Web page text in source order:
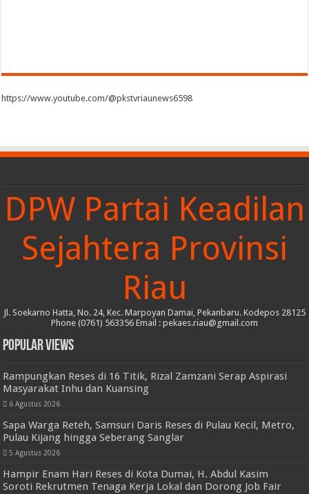
https://www.youtube.com/@pkstvriaunews6598
DPW Partai Keadilan
Sejahtera Provinsi
Riau
Jl. Soekarno Hatta, No. 24, Kec. Marpoyan Damai, Pekanbaru. Kodepos 28125
Phone (0761) 563356 Email : pekaes.riau@gmail.com
Popular Views
Rampungkan Reses di 16 Titik, Rizal Zamzani Serap Aspirasi
Masyarakat Inhu dan Kuansing
6 Agustus 2026
Sapa Warga Reteh, Samsuri Daris Reses di Pulau Kecil, Metro,
Pulau Kijang hingga Seberang Sanglar
5 Agustus 2026
Hampir Enam Hari Reses di Kota Dumai, H. Abdul Kasim
Soroti Rekrutmen Tenaga Kerja Lokal dan Dorong Job Fair